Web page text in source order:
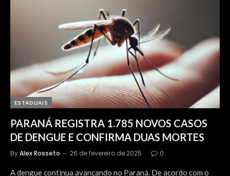
ESTADUAIS
PARANÁ REGISTRA 1.785 NOVOS CASOS
DE DENGUE E CONFIRMA DUAS MORTES
ByAlex Rosseto 26 de fevereiro de 2025 0
A dengue continua avançando no Paraná. De acordo com o